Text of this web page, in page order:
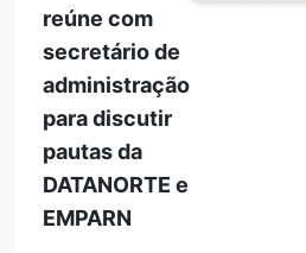
reúne com
secretário de
administração
para discutir
pautas da
DATANORTE e
EMPARN